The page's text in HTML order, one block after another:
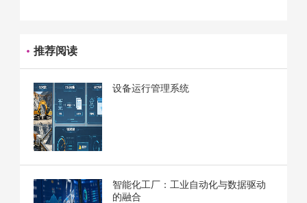
推荐阅读
设备运行管理系统
智能化工厂：工业自动化与数据驱动
的融合